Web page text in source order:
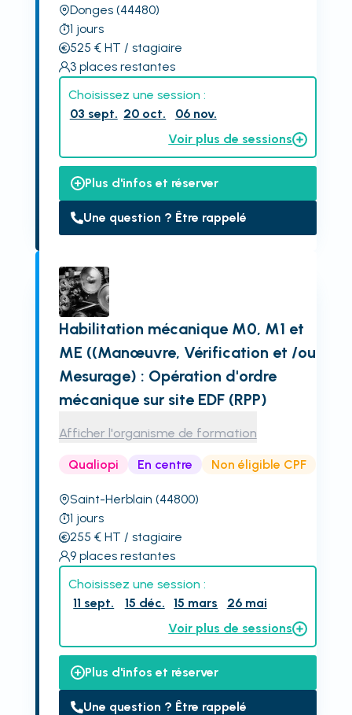
Donges (44480)
1 jours
525 € HT / stagiaire
3 places restantes
Choisissez une session :
03 sept. 20 oct.
06 nov.
Voir plus de sessions
Plus d'infos et réserver
Une question ? Être rappelé
Habilitation mécanique M0, M1 et
ME ((Manœuvre, Vérification et /ou
Mesurage) : Opération d'ordre
mécanique sur site EDF (RPP)
Afficher l'organisme de formation
Qualiopi En centre Non éligible CPF
Saint-Herblain (44800)
1 jours
255 € HT / stagiaire
9 places restantes
Choisissez une session :
11 sept.
15 déc. 15 mars
26 mai
Voir plus de sessions
Plus d'infos et réserver
Une question ? Être rappelé